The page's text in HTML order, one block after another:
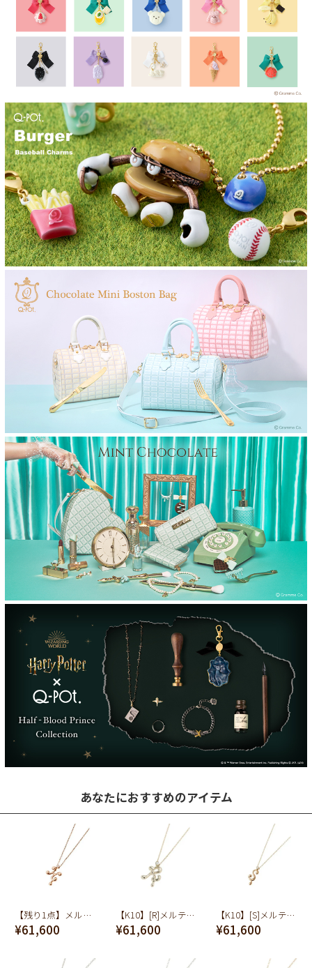
あなたにおすすめのアイテム
【残り1点】メルティー アルファベット [H] ネックレス (K10-ピンクゴールド)
¥61,600
【K10】[R]メルティー アルファベット ネックレス
¥61,600
【K10】[S]メルティー アルファベット ネックレス
¥61,600